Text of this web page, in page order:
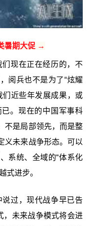
暑期大促 →
现在正在经历的，不
阅兵也不是为了“炫耀
们近些年发展成果，或
。现在的中国军事科
不是局部领先，而是整
义未来战争形态。可以
系统、全域的“体系化
式进步。
过，现代战争早已告
，未来战争模式将会进